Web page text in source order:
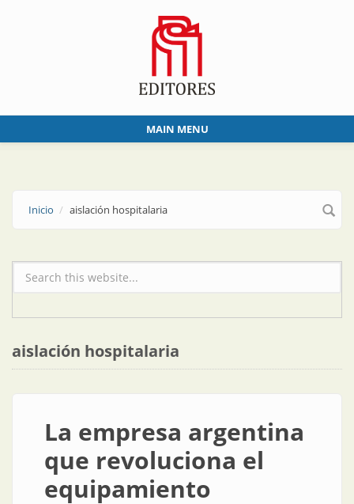
MAIN MENU
Inicio aislación hospitalaria
Formulario de búsqueda
aislación hospitalaria
La empresa argentina
que revoluciona el
equipamiento